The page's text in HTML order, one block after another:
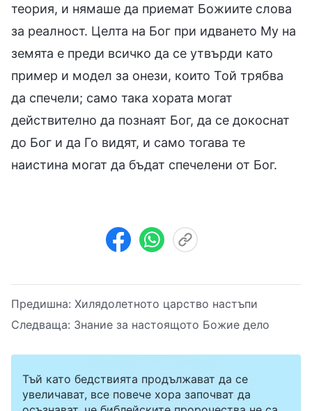
теория, и нямаше да приемат Божиите слова
за реалност. Целта на Бог при идването Му на
земята е преди всичко да се утвърди като
пример и модел за онези, които Той трябва
да спечели; само така хората могат
действително да познаят Бог, да се докоснат
до Бог и да Го видят, и само тогава те
наистина могат да бъдат спечелени от Бог.
Предишна: Хилядолетното царство настъпи
Следваща: Знание за настоящото Божие дело
Тъй като бедствията продължават да се
увеличават, все повече хора започват да